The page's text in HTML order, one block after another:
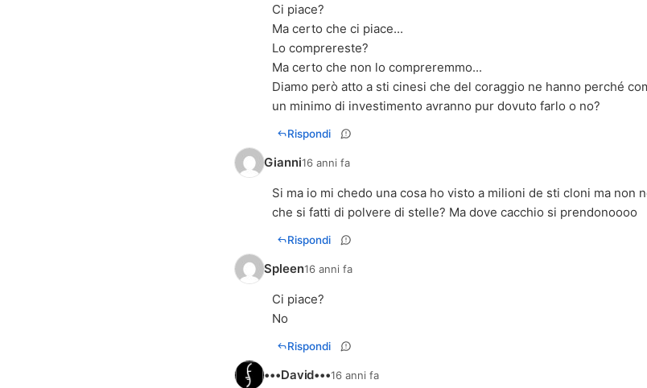
Ci piace?
Ma certo che ci piace...
Lo comprereste?
Ma certo che non lo compreremmo...
Diamo però atto a sti cinesi che del coraggio ne hanno perché
un minimo di investimento avranno pur dovuto farlo o no?
Rispondi
Gianni16 anni fa
Si ma io mi chedo una cosa ho visto a milioni de sti cloni ma non
che si fatti di polvere di stelle? Ma dove cacchio si prendonoooo
Rispondi
Spleen16 anni fa
Ci piace?
No
Rispondi
•••David•••16 anni fa